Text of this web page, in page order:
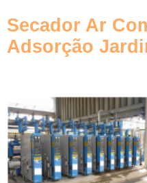
Secador Ar
Adsorção